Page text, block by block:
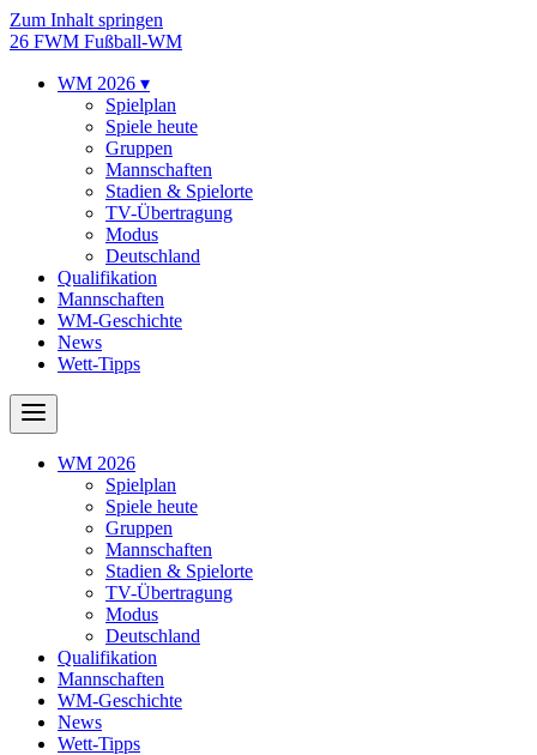
Zum Inhalt springen
26 FWM Fußball-WM
WM 2026 ▾
Spielplan
Spiele heute
Gruppen
Mannschaften
Stadien & Spielorte
TV-Übertragung
Modus
Deutschland
Qualifikation
Mannschaften
WM-Geschichte
News
Wett-Tipps
WM 2026
Spielplan
Spiele heute
Gruppen
Mannschaften
Stadien & Spielorte
TV-Übertragung
Modus
Deutschland
Qualifikation
Mannschaften
WM-Geschichte
News
Wett-Tipps